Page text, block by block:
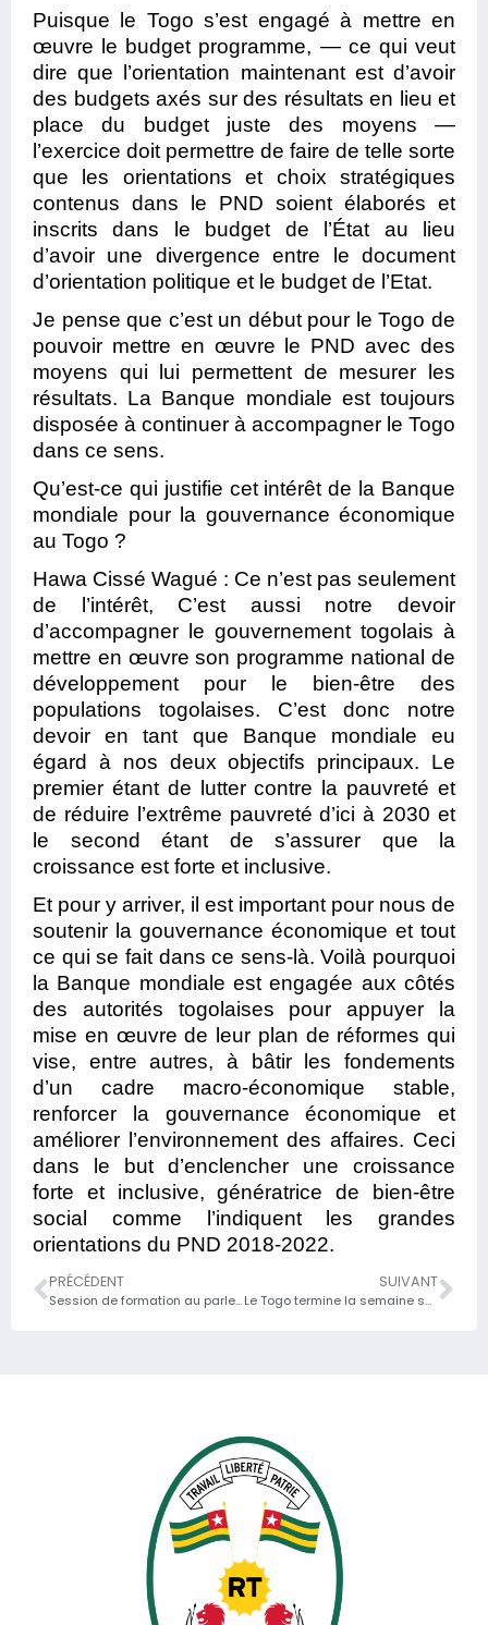
Puisque le Togo s’est engagé à mettre en
œuvre le budget programme, — ce qui veut
dire que l’orientation maintenant est d’avoir
des budgets axés sur des résultats en lieu et
place du budget juste des moyens —
l’exercice doit permettre de faire de telle sorte
que les orientations et choix stratégiques
contenus dans le PND soient élaborés et
inscrits dans le budget de l’État au lieu
d’avoir une divergence entre le document
d’orientation politique et le budget de l’Etat.
Je pense que c’est un début pour le Togo de
pouvoir mettre en œuvre le PND avec des
moyens qui lui permettent de mesurer les
résultats. La Banque mondiale est toujours
disposée à continuer à accompagner le Togo
dans ce sens.
Qu’est-ce qui justifie cet intérêt de la Banque
mondiale pour la gouvernance économique
au Togo ?
Hawa Cissé Wagué : Ce n’est pas seulement
de l’intérêt, C’est aussi notre devoir
d’accompagner le gouvernement togolais à
mettre en œuvre son programme national de
développement pour le bien-être des
populations togolaises. C’est donc notre
devoir en tant que Banque mondiale eu
égard à nos deux objectifs principaux. Le
premier étant de lutter contre la pauvreté et
de réduire l’extrême pauvreté d’ici à 2030 et
le second étant de s’assurer que la
croissance est forte et inclusive.
Et pour y arriver, il est important pour nous de
soutenir la gouvernance économique et tout
ce qui se fait dans ce sens-là. Voilà pourquoi
la Banque mondiale est engagée aux côtés
des autorités togolaises pour appuyer la
mise en œuvre de leur plan de réformes qui
vise, entre autres, à bâtir les fondements
d’un cadre macro-économique stable,
renforcer la gouvernance économique et
améliorer l’environnement des affaires. Ceci
dans le but d’enclencher une croissance
forte et inclusive, génératrice de bien-être
social comme l’indiquent les grandes
orientations du PND 2018-2022.
PRÉCÉDENT
Session de formation au parlement
SUIVANT
Le Togo termine la semaine sur un nouveau succès